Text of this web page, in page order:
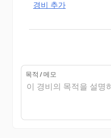
경비 추가
목적 / 메모